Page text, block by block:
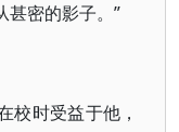
甚密的影子。”
校时受益于他，